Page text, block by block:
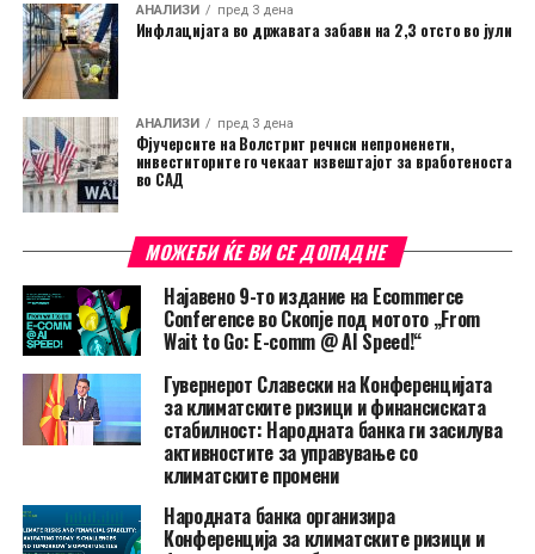
АНАЛИЗИ пред 3 дена
Инфлацијата во државата забави на 2,3 отсто во јули
АНАЛИЗИ пред 3 дена
Фјучерсите на Волстрит речиси непроменети,
инвеститорите го чекаат извештајот за вработеноста
во САД
МОЖЕБИ ЌЕ ВИ СЕ ДОПАДНЕ
Најавено 9-то издание на Ecommerce
Conference во Скопје под мотото „From
Wait to Go: E-comm @ AI Speed!“
Гувернерот Славески на Конференцијата
за климатските ризици и финансиската
стабилност: Народната банка ги засилува
активностите за управување со
климатските промени
Народната банка организира
Конференција за климатските ризици и